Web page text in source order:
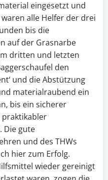
eingesetzt und
alle Helfer der drei
bis die
auf der Grasnarbe
dritten und letzten
den
und die Abstützung
materialraubend ein
bis ein sicherer
praktikabler
Die gute
und des THWs
hier zum Erfolg.
wieder gereinigt